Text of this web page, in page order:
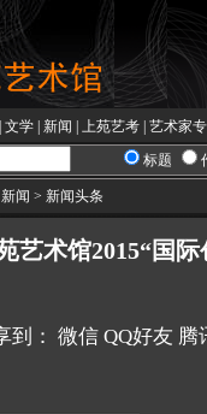
文学 新闻 上苑艺考 艺术家
标题
新闻 > 新闻头条
艺术馆2015“国
到： 微信 QQ好友 腾